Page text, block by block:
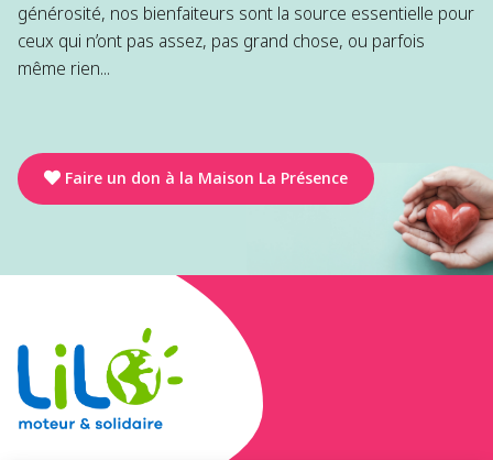
générosité, nos bienfaiteurs sont la source essentielle pour
ceux qui n’ont pas assez, pas grand chose, ou parfois
même rien...
Faire un don à la Maison La Présence